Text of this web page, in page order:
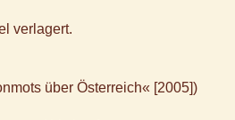
verlagert.
über Österreich« [2005])